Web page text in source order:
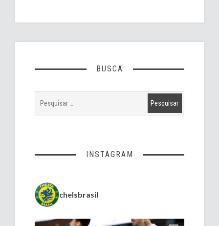
BUSCA
INSTAGRAM
chelsbrasil